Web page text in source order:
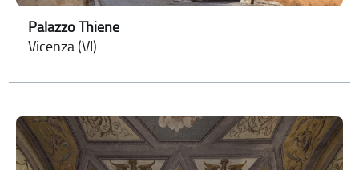
Palazzo Thiene
Vicenza (VI)